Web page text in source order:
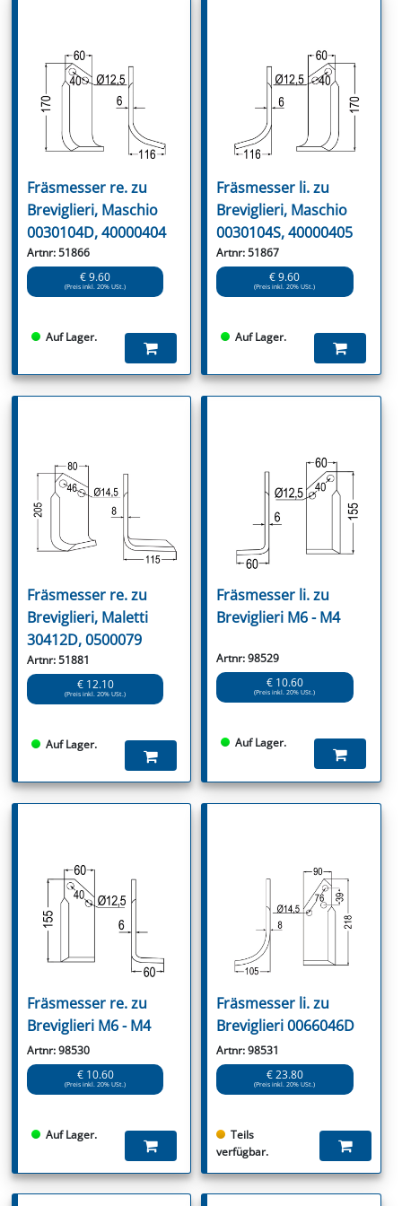
Fräsmesser re. zu
Breviglieri, Maschio
0030104D, 40000404
Artnr: 51866
€ 9.60
(Preis inkl. 20% USt.)
Auf Lager.
Fräsmesser li. zu
Breviglieri, Maschio
0030104S, 40000405
Artnr: 51867
€ 9.60
(Preis inkl. 20% USt.)
Auf Lager.
Fräsmesser re. zu
Breviglieri, Maletti
30412D, 0500079
Artnr: 51881
€ 12.10
(Preis inkl. 20% USt.)
Auf Lager.
Fräsmesser li. zu
Breviglieri M6 - M4
Artnr: 98529
€ 10.60
(Preis inkl. 20% USt.)
Auf Lager.
Fräsmesser re. zu
Breviglieri M6 - M4
Artnr: 98530
€ 10.60
(Preis inkl. 20% USt.)
Auf Lager.
Fräsmesser li. zu
Breviglieri 0066046D
Artnr: 98531
€ 23.80
(Preis inkl. 20% USt.)
Teils
verfügbar.